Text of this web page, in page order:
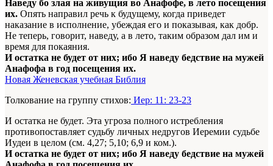
Наведу бо злая на живущия во Анафофе, в лето посещения
их. Опять направил речь к будущему, когда приведет
наказание в исполнение, убеждая его и показывая, как добр.
Не теперь, говорит, наведу, а в лето, таким образом дал им и
время для покаяния.
И остатка не будет от них; ибо Я наведу бедствие на мужей
Анафофа в год посещения их.
Новая Женевская учебная Библия
Толкование на группу стихов: Иер: 11: 23-23
И остатка не будет. Эта угроза полного истребления
противопоставляет судьбу личных недругов Иеремии судьбе
Иудеи в целом (см. 4,27; 5,10; 6,9 и ком.).
И остатка не будет от них; ибо Я наведу бедствие на мужей